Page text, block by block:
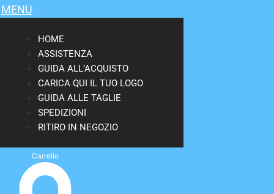
MENU
HOME
ASSISTENZA
GUIDA ALL’ACQUISTO
CARICA QUI IL TUO LOGO
GUIDA ALLE TAGLIE
SPEDIZIONI
RITIRO IN NEGOZIO
Carrello